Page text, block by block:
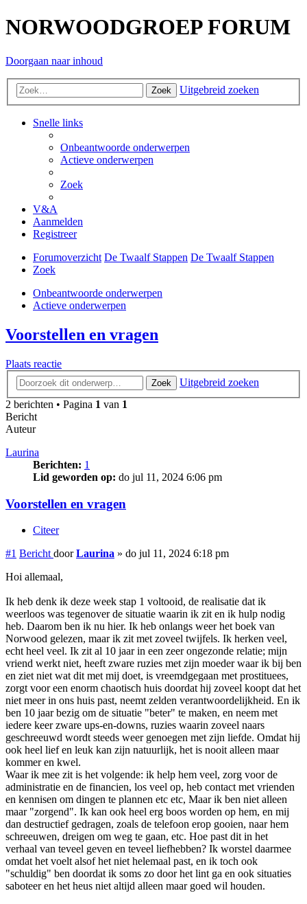
NORWOODGROEP FORUM
Doorgaan naar inhoud
Zoek Uitgebreid zoeken
Snelle links
Onbeantwoorde onderwerpen
Actieve onderwerpen
Zoek
V&A
Aanmelden
Registreer
Forumoverzicht De Twaalf Stappen De Twaalf Stappen
Zoek
Onbeantwoorde onderwerpen
Actieve onderwerpen
Voorstellen en vragen
Plaats reactie
Zoek
Uitgebreid zoeken
2 berichten • Pagina 1 van 1
Bericht
Auteur
Laurina
Berichten: 1
Lid geworden op: do jul 11, 2024 6:06 pm
Voorstellen en vragen
Citeer
#1 Bericht doorLaurina » do jul 11, 2024 6:18 pm
Hoi allemaal,
Ik heb denk ik deze week stap 1 voltooid, de realisatie dat ik
weerloos was tegenover de situatie waarin ik zit en ik hulp nodig
heb. Daarom ben ik nu hier. Ik heb onlangs weer het boek van
Norwood gelezen, maar ik zit met zoveel twijfels. Ik herken veel,
echt heel veel. Ik zit al 10 jaar in een zeer ongezonde relatie; mijn
vriend werkt niet, heeft zware ruzies met zijn moeder waar ik bij ben
en ziet niet wat dit met mij doet, is vreemdgegaan met prostituees,
zorgt voor een enorm chaotisch huis doordat hij zoveel koopt dat het
niet meer in ons huis past, neemt zelden verantwoordelijkheid. En ik
ben 10 jaar bezig om de situatie "beter" te maken, en neem met
iedere keer zware ups-en-downs, ruzies waarin zoveel naars
geschreeuwd wordt steeds weer genoegen met zijn liefde. Omdat hij
ook heel lief en leuk kan zijn natuurlijk, het is nooit alleen maar
kommer en kwel.
Waar ik mee zit is het volgende: ik help hem veel, zorg voor de
administratie en de financien, los veel op, heb contact met vrienden
en kennisen om dingen te plannen etc etc, Maar ik ben niet alleen
maar "zorgend". Ik kan ook heel erg boos worden op hem, en mij
dan destructief gedragen, zoals de telefoon erop gooien, naar hem
schreeuwen, dreigen om weg te gaan, etc. Hoe past dit in het
verhaal van teveel geven en teveel liefhebben? Ik worstel daarmee
omdat het voelt alsof het niet helemaal past, en ik toch ook
"schuldig" ben doordat ik soms zo door het lint ga en ook situaties
saboteer en het heus niet altijd alleen maar goed wil houden.